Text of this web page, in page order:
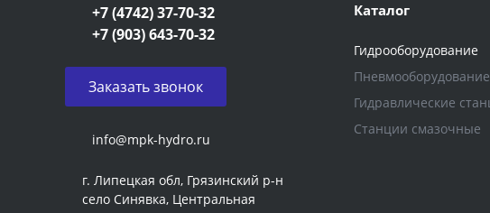
+7 (4742) 37-70-32
+7 (903) 643-70-32
Заказать звонок
info@mpk-hydro.ru
г. Липецкая обл, Грязинский р-н
село Синявка, Центральная
Каталог
Гидрооборудование
Пневмооборудование
Гидравлические
Станции смазочные